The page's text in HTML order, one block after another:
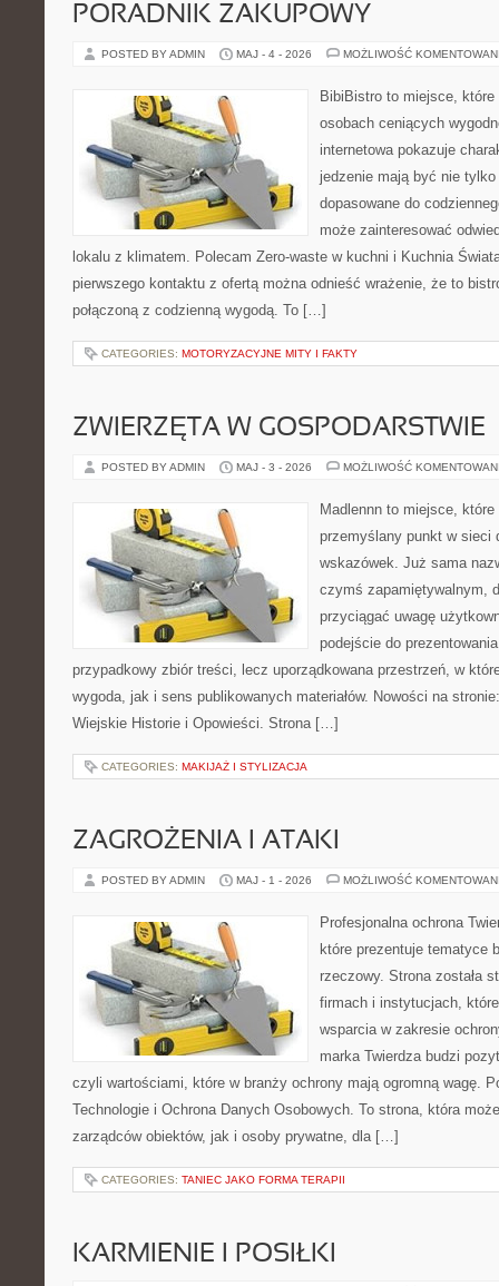
PORADNIK ZAKUPOWY
POSTED BY ADMIN MAJ - 4 - 2026 MOŻLIWOŚĆ
BibiBistro to miejsce, które
osobach ceniących
internetowa pokazuje
jedzenie mają być nie
dopasowane do
może zainteresować
lokalu z klimatem. Polecam Zero-waste w kuchni i Kuchnia
pierwszego kontaktu z ofertą można odnieść wrażenie, że to
połączoną z codzienną wygodą. To […]
CATEGORIES: MOTORYZACYJNE MITY I FAKTY
ZWIERZĘTA W GOSPODARSTWIE
POSTED BY ADMIN MAJ - 3 - 2026 MOŻLIWOŚĆ
Madlennn to miejsce,
przemyślany punkt w sieci
wskazówek. Już sama
czymś zapamiętywalnym,
przyciągać uwagę
podejście do
przypadkowy zbiór treści, lecz uporządkowana przestrzeń, w
wygoda, jak i sens publikowanych materiałów. Nowości na
Wiejskie Historie i Opowieści. Strona […]
CATEGORIES: MAKIJAŻ I STYLIZACJA
ZAGROŻENIA I ATAKI
POSTED BY ADMIN MAJ - 1 - 2026 MOŻLIWOŚĆ
Profesjonalna ochrona
które prezentuje tematyce
rzeczowy. Strona została
firmach i instytucjach,
wsparcia w zakresie
marka Twierdza budzi
czyli wartościami, które w branży ochrony mają ogromną wagę.
Technologie i Ochrona Danych Osobowych. To strona, która
zarządców obiektów, jak i osoby prywatne, dla […]
CATEGORIES: TANIEC JAKO FORMA TERAPII
KARMIENIE I POSIŁKI